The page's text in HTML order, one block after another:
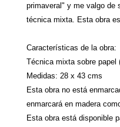
primaveral" y me valgo de
técnica mixta. Esta obra
Características de la obra:
Técnica mixta sobre
Medidas: 28 x 43 cms
Esta obra no está
enmarcará en madera
Esta obra está disponible